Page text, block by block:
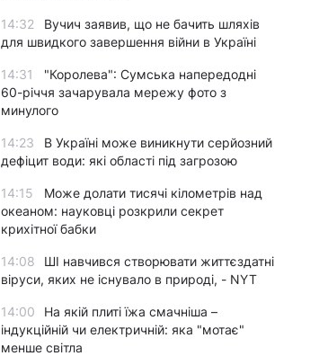
14:32
Вучич заявив, що не бачить шляхів
для швидкого завершення війни в Україні
14:31
"Королева": Сумська напередодні
60-річчя зачарувала мережу фото з
минулого
14:23
В Україні може виникнути серйозний
дефіцит води: які області під загрозою
14:15
Може долати тисячі кілометрів над
океаном: науковці розкрили секрет
крихітної бабки
14:08
ШІ навчився створювати життєздатні
віруси, яких не існувало в природі, - NYT
14:00
На якій плиті їжа смачніша –
індукційній чи електричній: яка "мотає"
менше світла